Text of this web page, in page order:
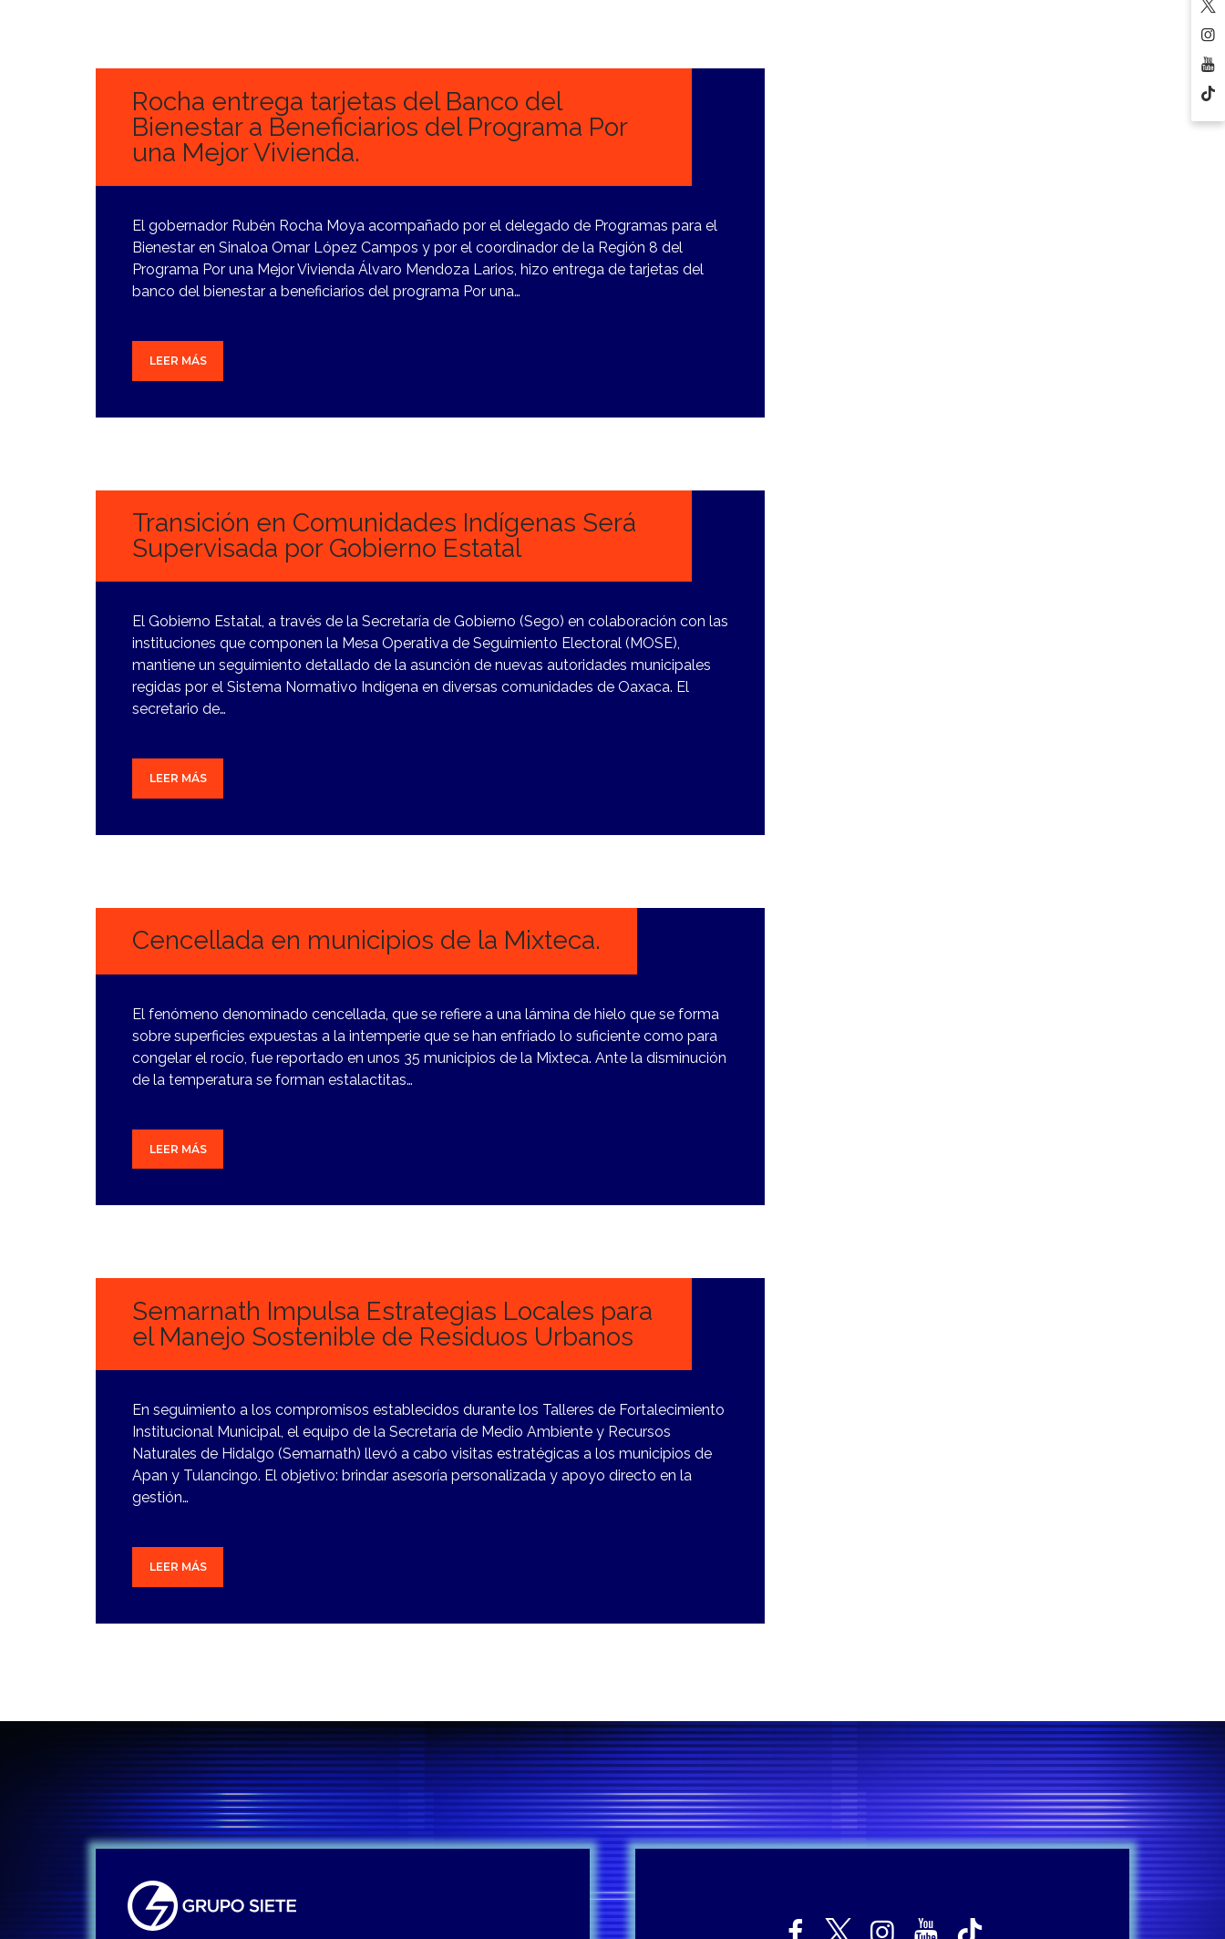
Rocha entrega tarjetas del Banco del
Bienestar a Beneficiarios del Programa Por
una Mejor Vivienda.
El gobernador Rubén Rocha Moya acompañado por el delegado de Programas para el
Bienestar en Sinaloa Omar López Campos y por el coordinador de la Región 8 del
Programa Por una Mejor Vivienda Álvaro Mendoza Larios, hizo entrega de tarjetas del
banco del bienestar a beneficiarios del programa Por una…
LEER MÁS
Transición en Comunidades Indígenas Será
Supervisada por Gobierno Estatal
El Gobierno Estatal, a través de la Secretaría de Gobierno (Sego) en colaboración con las
instituciones que componen la Mesa Operativa de Seguimiento Electoral (MOSE),
mantiene un seguimiento detallado de la asunción de nuevas autoridades municipales
regidas por el Sistema Normativo Indígena en diversas comunidades de Oaxaca. El
secretario de…
LEER MÁS
Cencellada en municipios de la Mixteca.
El fenómeno denominado cencellada, que se refiere a una lámina de hielo que se forma
sobre superficies expuestas a la intemperie que se han enfriado lo suficiente como para
congelar el rocío, fue reportado en unos 35 municipios de la Mixteca. Ante la disminución
de la temperatura se forman estalactitas…
LEER MÁS
Semarnath Impulsa Estrategias Locales para
el Manejo Sostenible de Residuos Urbanos
En seguimiento a los compromisos establecidos durante los Talleres de Fortalecimiento
Institucional Municipal, el equipo de la Secretaría de Medio Ambiente y Recursos
Naturales de Hidalgo (Semarnath) llevó a cabo visitas estratégicas a los municipios de
Apan y Tulancingo. El objetivo: brindar asesoría personalizada y apoyo directo en la
gestión…
LEER MÁS